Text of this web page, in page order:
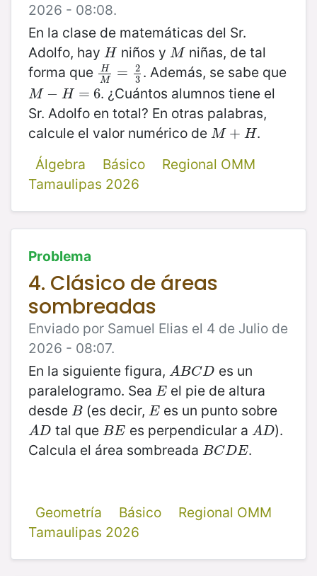
2026 - 08:08.
En la clase de matemáticas del Sr.
Adolfo, hay H
Hniños y M
M niñas, de tal
forma que
H
M
=
2
3
HM= 23. Además, se sabe que
M − H = 6
M−H =6
. ¿Cuántos alumnos tiene el
Sr. Adolfo en total? En otras palabras,
calcule el valor numérico de M + H
M+H
.
Álgebra
Básico
Regional OMM
Tamaulipas 2026
Problema
4. Clásico de áreas
sombreadas
Enviado por Samuel Elias el 4 de Julio de
2026 - 08:07.
En la siguiente figura, ABCD
ABCD
es un
paralelogramo. Sea E
E el pie de altura
desde B
B(es decir, E
E es un punto sobre
AD
AD tal que BE
BE es perpendicular a AD
AD ).
Calcula el área sombreada BCDE
BCDE .
Geometría Básico
Regional OMM
Tamaulipas 2026